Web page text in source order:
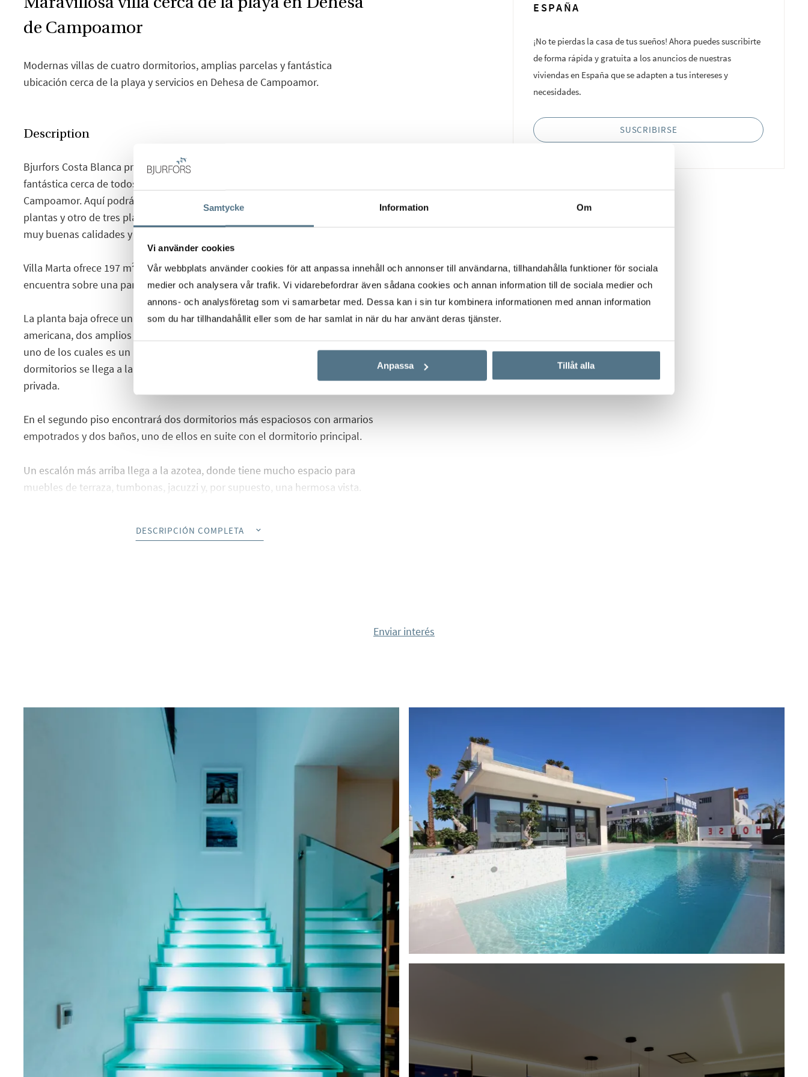
Samtycke Information Om
Vi använder cookies
Vår webbplats använder cookies för att anpassa innehåll och annonser till användarna, tillhandahålla funktioner för sociala
medier och analysera vår trafik. Vi vidarebefordrar även sådana cookies och annan information till de sociala medier och
annons- och analysföretag som vi samarbetar med. Dessa kan i sin tur kombinera informationen med annan information
som du har tillhandahållit eller som de har samlat in när du har använt deras tjänster.
Anpassa Tillåt alla
ESPAÑA
¡No te pierdas la casa de tus sueños! Ahora puedes suscribirte
de forma rápida y gratuita a los anuncios de nuestras
viviendas en España que se adapten a tus intereses y
necesidades.
SUSCRIBIRSE
de Campoamor
Modernas villas de cuatro dormitorios, amplias parcelas y fantástica
ubicación cerca de la playa y servicios en Dehesa de Campoamor.
Description
Bjurfors Costa Blanca presenta este excelente proyecto con una ubicación
fantástica cerca de todos los servicios y de las hermosas playas de
Campoamor. Aquí podrás elegir tu vivienda entre dos modelos, uno de dos
plantas y otro de tres plantas, todos ellos construidos con altas calidades,
muy buenas calidades y diseño exclusivo.
Villa Marta ofrece 197 m² construidos distribuidos en dos plantas y se
encuentra sobre una parcela de aproximadamente 500 m².
La planta baja ofrece un amplio y luminoso salón con una moderna cocina
americana, dos amplios dormitorios con armarios empotrados y dos baños,
uno de los cuales es un baño con el dormitorio principal. Desde el salón y los
dormitorios se llega a la terraza de la planta baja y más allá a la piscina
privada.
En el segundo piso encontrará dos dormitorios más espaciosos con armarios
empotrados y dos baños, uno de ellos en suite con el dormitorio principal.
Un escalón más arriba llega a la azotea, donde tiene mucho espacio para
muebles de terraza, tumbonas, jacuzzi y, por supuesto, una hermosa vista.
sólo unos minutos andando tendrás que llegar a las fantásticas playas de
DESCRIPCIÓN COMPLETA
Enviar interés